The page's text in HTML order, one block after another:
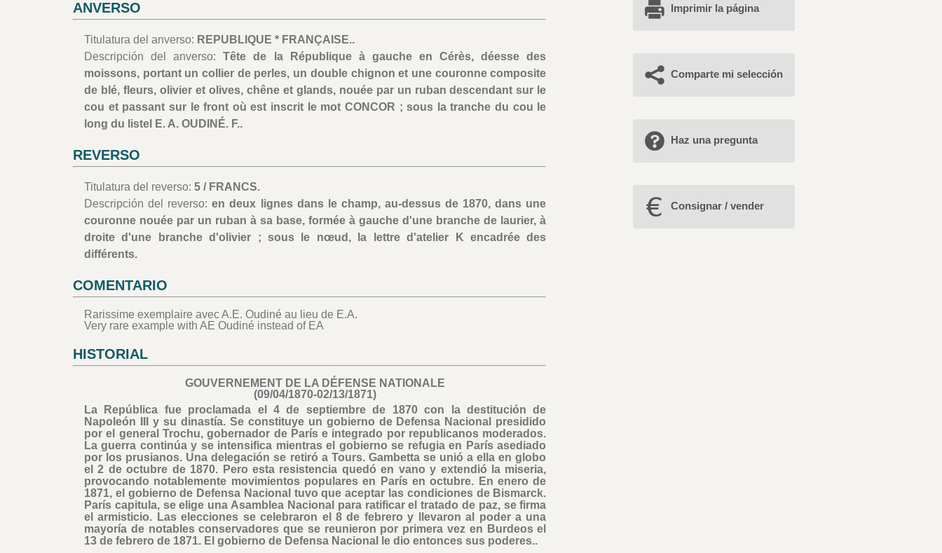
ANVERSO
Titulatura del anverso: REPUBLIQUE * FRANÇAISE..
Descripción del anverso:Tête de la République à gauche en Cérès, déesse des
moissons, portant un collier de perles, un double chignon et une couronne composite
de blé, fleurs, olivier et olives, chêne et glands, nouée par un ruban descendant sur le
cou et passant sur le front où est inscrit le mot CONCOR ; sous la tranche du cou le
long du listel E. A. OUDINÉ. F..
REVERSO
Titulatura del reverso: 5 / FRANCS.
Descripción del reverso:en deux lignes dans le champ, au-dessus de 1870, dans une
couronne nouée par un ruban à sa base, formée à gauche d'une branche de laurier, à
droite d'une branche d'olivier ; sous le nœud, la lettre d'atelier K encadrée des
différents.
COMENTARIO
Rarissime exemplaire avec A.E. Oudiné au lieu de E.A.
Very rare example with AE Oudiné instead of EA
HISTORIAL
GOUVERNEMENT DE LA DÉFENSE NATIONALE
(09/04/1870-02/13/1871)
La República fue proclamada el 4 de septiembre de 1870 con la destitución de
Napoleón III y su dinastía. Se constituye un gobierno de Defensa Nacional presidido
por el general Trochu, gobernador de París e integrado por republicanos moderados.
La guerra continúa y se intensifica mientras el gobierno se refugia en París asediado
por los prusianos. Una delegación se retiró a Tours. Gambetta se unió a ella en globo
el 2 de octubre de 1870. Pero esta resistencia quedó en vano y extendió la miseria,
provocando notablemente movimientos populares en París en octubre. En enero de
1871, el gobierno de Defensa Nacional tuvo que aceptar las condiciones de Bismarck.
París capitula, se elige una Asamblea Nacional para ratificar el tratado de paz, se firma
el armisticio. Las elecciones se celebraron el 8 de febrero y llevaron al poder a una
mayoría de notables conservadores que se reunieron por primera vez en Burdeos el
13 de febrero de 1871. El gobierno de Defensa Nacional le dio entonces sus poderes..
Imprimir la página
Comparte mi selección
Haz una pregunta
Consignar / vender